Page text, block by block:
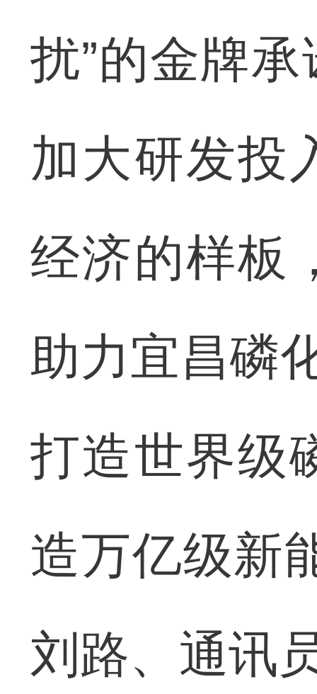
扰”的金牌
加大研发投
经济的样板
助力宜昌磷
打造世界级
造万亿级新
刘路、通讯